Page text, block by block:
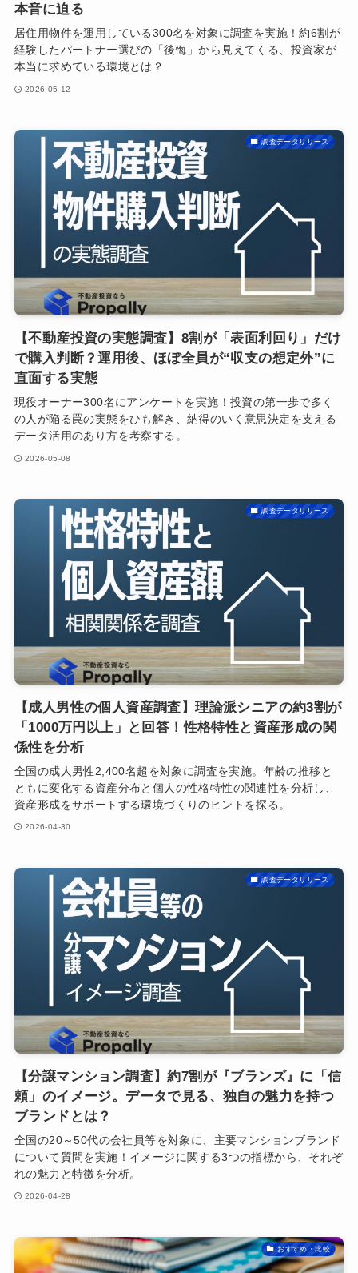
本音に迫る
居住用物件を運用している300名を対象に調査を実施！約6割が
経験したパートナー選びの「後悔」から見えてくる、投資家が
本当に求めている環境とは？
2026-05-12
調査データリリース
【不動産投資の実態調査】8割が「表面利回り」だけ
で購入判断？運用後、ほぼ全員が“収支の想定外”に
直面する実態
現役オーナー300名にアンケートを実施！投資の第一歩で多く
の人が陥る罠の実態をひも解き、納得のいく意思決定を支える
データ活用のあり方を考察する。
2026-05-08
調査データリリース
【成人男性の個人資産調査】理論派シニアの約3割が
「1000万円以上」と回答！性格特性と資産形成の関
係性を分析
全国の成人男性2,400名超を対象に調査を実施。年齢の推移と
ともに変化する資産分布と個人の性格特性の関連性を分析し、
資産形成をサポートする環境づくりのヒントを探る。
2026-04-30
調査データリリース
【分譲マンション調査】約7割が『ブランズ』に「信
頼」のイメージ。データで見る、独自の魅力を持つ
ブランドとは？
全国の20～50代の会社員等を対象に、主要マンションブランド
について質問を実施！イメージに関する3つの指標から、それぞ
れの魅力と特徴を分析。
2026-04-28
おすすめ・比較